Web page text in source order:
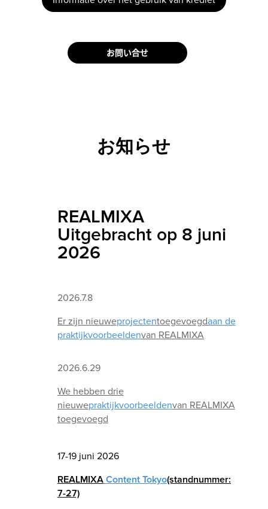
お知らせ
REALMIXA
Uitgebracht op 8 juni
2026
2026.7.8
Er zijn nieuweprojectentoegevoegdaan de
praktijkvoorbeeldenvan REALMIXA
2026.6.29
We hebben drie
nieuwepraktijkvoorbeeldenvan REALMIXA
toegevoegd
17-19 juni 2026
REALMIXA Content Tokyo(standnummer:
7-27)